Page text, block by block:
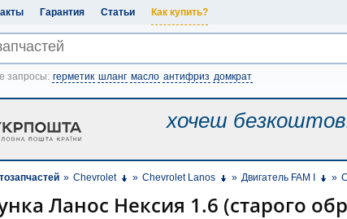
Гарантия Статьи Как купить?
запросы: герметик шланг масло антифриз домкрат
хочеш
» Chevrolet » Chevrolet Lanos » Двигатель FAM I »
Ланос Нексия 1.6 (старого